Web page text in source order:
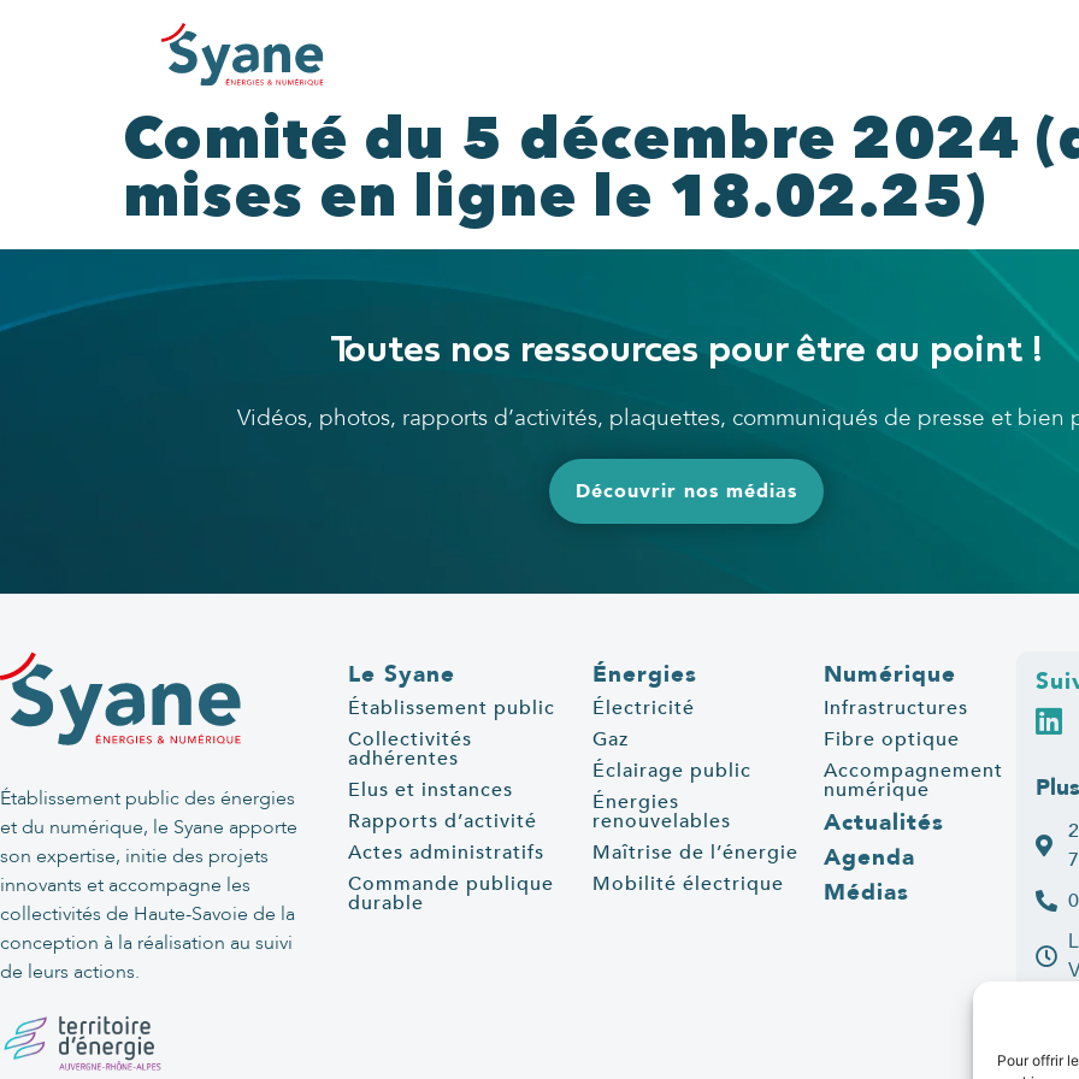
Pour offrir
Comité du 5 décembre 2024
mises en ligne le 18.02.25)
Toutes nos ressources pour être au point !
Vidéos, photos, rapports d’activités, plaquettes, communiqués de presse et
Découvrir nos médias
Établissement public des énergies
et du numérique, le Syane apporte
son expertise, initie des projets
innovants et accompagne les
collectivités de Haute-Savoie de la
conception à la réalisation au suivi
de leurs actions.
Le Syane
Établissement public
Collectivités
adhérentes
Elus et instances
Rapports d’activité
Actes administratifs
Commande publique
durable
Énergies
Électricité
Gaz
Éclairage public
Énergies
renouvelables
Maîtrise de l’énergie
Mobilité électrique
Numérique
Infrastructures
Fibre optique
Accompagnement
numérique
Actualités
Agenda
Médias